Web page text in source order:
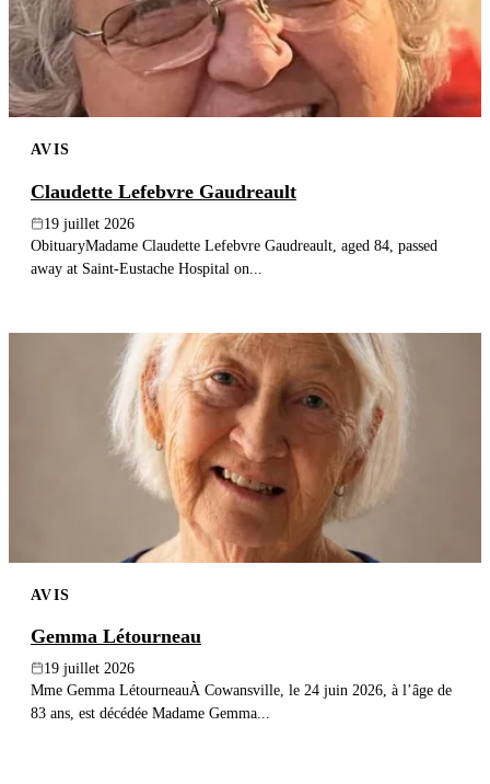
AVIS
Claudette Lefebvre Gaudreault
19 juillet 2026
ObituaryMadame Claudette Lefebvre Gaudreault, aged 84, passed
away at Saint-Eustache Hospital on...
AVIS
Gemma Létourneau
19 juillet 2026
Mme Gemma LétourneauÀ Cowansville, le 24 juin 2026, à l’âge de
83 ans, est décédée Madame Gemma...